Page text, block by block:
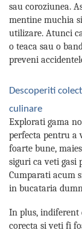
sau coroziunea.
mentine muchia
utilizare. Atunci
o teaca sau o
preveni
Descoperiti
culinare
Explorati gama
perfecta pentru a
foarte bune,
siguri ca veti gasi
Cumparati acum
in bucataria
In plus, indiferent
corecta si veti fi